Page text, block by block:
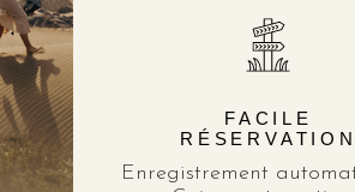
FACILE
RÉSERVATION
Enregistrement